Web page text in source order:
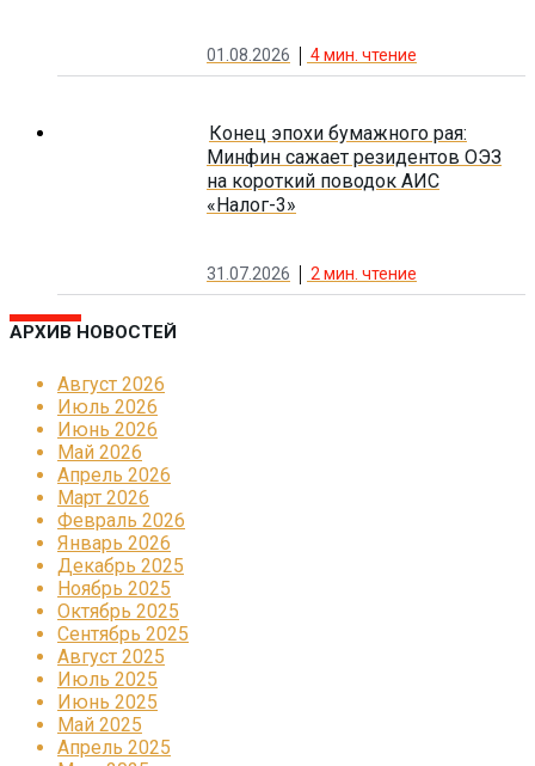
01.08.2026 4мин. чтение
Конец эпохи бумажного рая:
Минфин сажает резидентов ОЭЗ
на короткий поводок АИС
«Налог-3»
31.07.2026 2 мин. чтение
АРХИВ НОВОСТЕЙ
Август 2026
Июль 2026
Июнь 2026
Май 2026
Апрель 2026
Март 2026
Февраль 2026
Январь 2026
Декабрь 2025
Ноябрь 2025
Октябрь 2025
Сентябрь 2025
Август 2025
Июль 2025
Июнь 2025
Май 2025
Апрель 2025